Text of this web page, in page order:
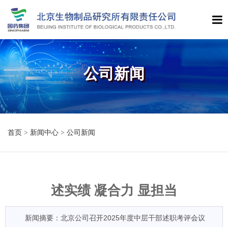
公司新闻
首页 > 新闻中心 > 公司新闻
述实绩 凝合力 显担当
新闻摘要：北京公司召开2025年度中层干部述职考评会议